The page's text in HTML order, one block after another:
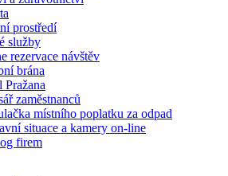
prostředí
služby
rezervace návštěv
brána
Pražana
zaměstnanců
místního poplatku za odpad
situace a kamery on-line
firem